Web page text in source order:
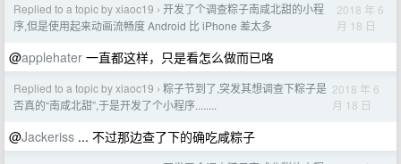
Replied to a topic by xiaoc19 › 开发了个调查粽子南咸北甜的小程
序,但是使用起来动画流畅度 Android 比 iPhone 差太多
2018 年 6
月 18 日
@applehater 一直都这样，只是看怎么做而已咯
Replied to a topic by xiaoc19 › 粽子节到了,突发其想调查下粽子是
否真的“南咸北甜”,于是开发了个小程序........
2018 年 6
月 18 日
@Jackeriss ... 不过那边查了下的确吃咸粽子